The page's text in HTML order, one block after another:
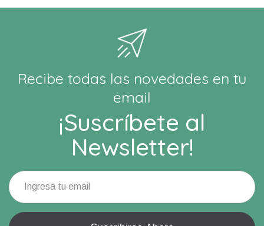
Recibe todas las novedades en tu
email
¡Suscríbete al
Newsletter!